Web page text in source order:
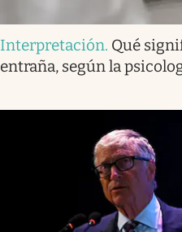
Interpretación. Qué
entraña, según la